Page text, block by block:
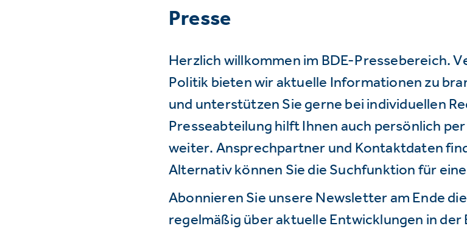
Presse
Herzlich willkommen im BDE-Pressebereich.
Politik bieten wir aktuelle Informationen zu
und unterstützen Sie gerne bei individuellen
Presseabteilung hilft Ihnen auch persönlich per
weiter. Ansprechpartner und Kontaktdaten
Alternativ können Sie die Suchfunktion für
Abonnieren Sie unsere Newsletter am Ende
regelmäßig über aktuelle Entwicklungen in der